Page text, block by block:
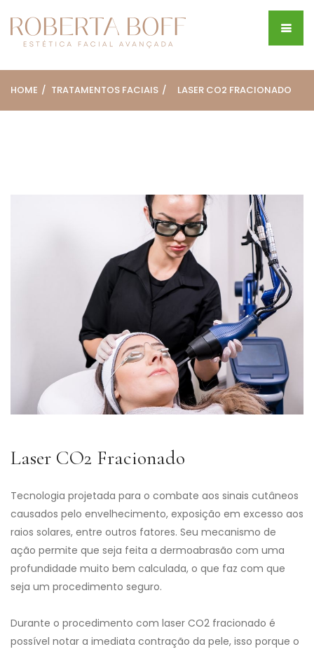
HOME TRATAMENTOS FACIAIS LASER CO2 FRACIONADO
Laser CO2 Fracionado
Tecnologia projetada para o combate aos sinais cutâneos
causados pelo envelhecimento, exposição em excesso aos
raios solares, entre outros fatores. Seu mecanismo de
ação permite que seja feita a dermoabrasão com uma
profundidade muito bem calculada, o que faz com que
seja um procedimento seguro.
Durante o procedimento com laser CO2 fracionado é
possível notar a imediata contração da pele, isso porque o